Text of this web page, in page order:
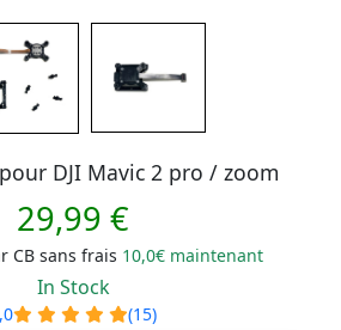
DJI Mavic 2 pro / zoom
29,99 €
CB sans frais 10,0€ maintenant
In Stock
(15)